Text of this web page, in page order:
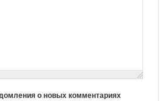
о новых комментариях